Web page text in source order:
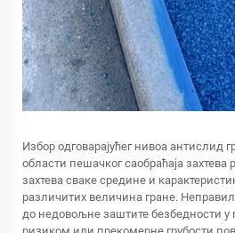
Избор одговарајућег нивоа антислид
области пешачког саобраћаја
захтева сваке средине и
различитих величина гране.
до недовољне заштите безбедности у